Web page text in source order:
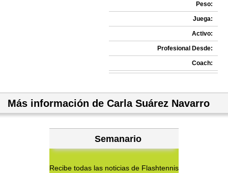
Peso:
Juega:
Activo:
Profesional Desde:
Coach:
Más información de Carla Suárez Navarro
Semanario
Recibe todas las noticias de Flashtennis